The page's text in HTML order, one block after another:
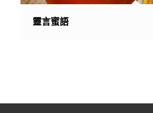
靈言蜜語